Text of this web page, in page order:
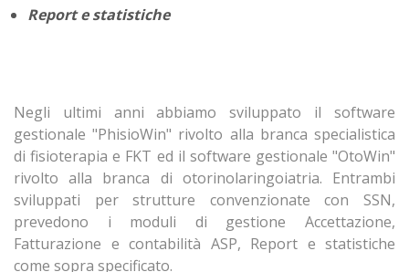
Report e statistiche
Negli ultimi anni abbiamo sviluppato il software
gestionale "PhisioWin" rivolto alla branca specialistica
di fisioterapia e FKT ed il software gestionale "OtoWin"
rivolto alla branca di otorinolaringoiatria. Entrambi
sviluppati per strutture convenzionate con SSN,
prevedono i moduli di gestione Accettazione,
Fatturazione e contabilità ASP, Report e statistiche
come sopra specificato.